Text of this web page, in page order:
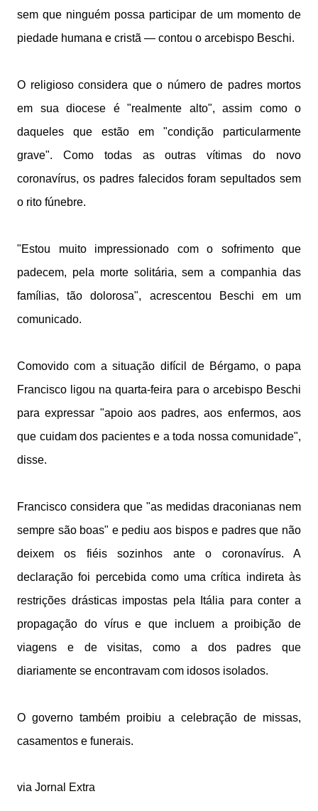
sem que ninguém possa participar de um momento de
piedade humana e cristã — contou o arcebispo Beschi.
O religioso considera que o número de padres mortos
em sua diocese é "realmente alto", assim como o
daqueles que estão em "condição particularmente
grave". Como todas as outras vítimas do novo
coronavírus, os padres falecidos foram sepultados sem
o rito fúnebre.
"Estou muito impressionado com o sofrimento que
padecem, pela morte solitária, sem a companhia das
famílias, tão dolorosa", acrescentou Beschi em um
comunicado.
Comovido com a situação difícil de Bérgamo, o papa
Francisco ligou na quarta-feira para o arcebispo Beschi
para expressar "apoio aos padres, aos enfermos, aos
que cuidam dos pacientes e a toda nossa comunidade",
disse.
Francisco considera que "as medidas draconianas nem
sempre são boas" e pediu aos bispos e padres que não
deixem os fiéis sozinhos ante o coronavírus. A
declaração foi percebida como uma crítica indireta às
restrições drásticas impostas pela Itália para conter a
propagação do vírus e que incluem a proibição de
viagens e de visitas, como a dos padres que
diariamente se encontravam com idosos isolados.
O governo também proibiu a celebração de missas,
casamentos e funerais.
via Jornal Extra